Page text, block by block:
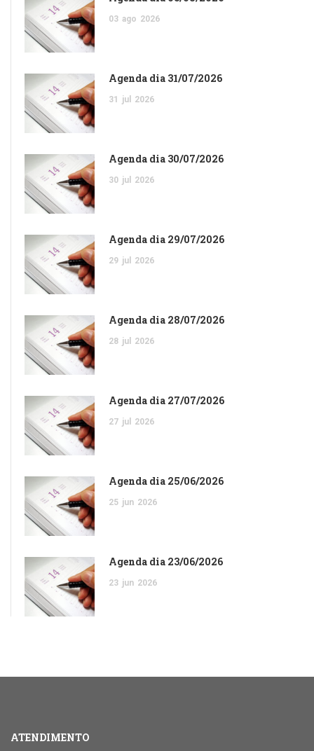
03 ago 2026
Agenda dia 31/07/2026
31 jul 2026
Agenda dia 30/07/2026
30 jul 2026
Agenda dia 29/07/2026
29 jul 2026
Agenda dia 28/07/2026
28 jul 2026
Agenda dia 27/07/2026
27 jul 2026
Agenda dia 25/06/2026
25 jun 2026
Agenda dia 23/06/2026
23 jun 2026
ATENDIMENTO